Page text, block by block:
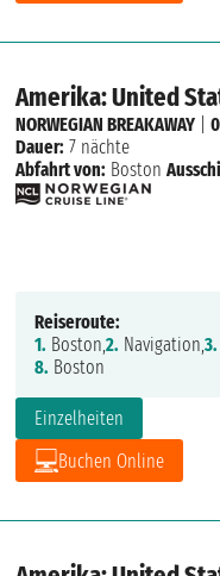
Amerika: United
Einzelheiten
Buchen Online
NORWEGIAN BREAKAWAY|
Dauer: 7 nächte
Abfahrt von: Boston
Reiseroute:
1. Boston,2. Navigation,3.
8. Boston